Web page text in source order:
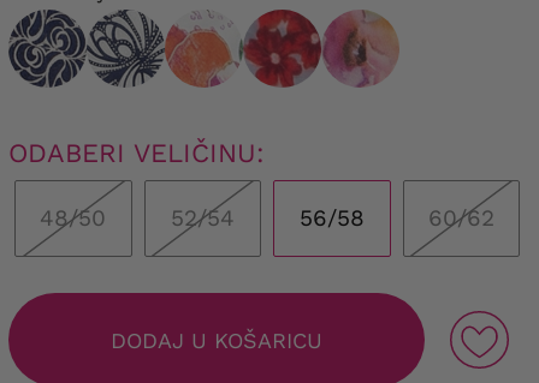
ODABERI VELIČINU:
48/50 52/54 56/58 60/62
DODAJ U KOŠARICU